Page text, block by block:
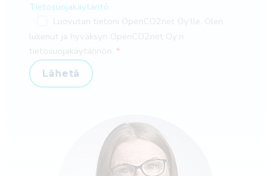
Tietosuojakäytäntö
Luovutan tietoni OpenCO2net Oy:lle. Olen
lukenut ja hyväksyn OpenCO2net Oy:n
tietosuojakäytännön.
Lähetä